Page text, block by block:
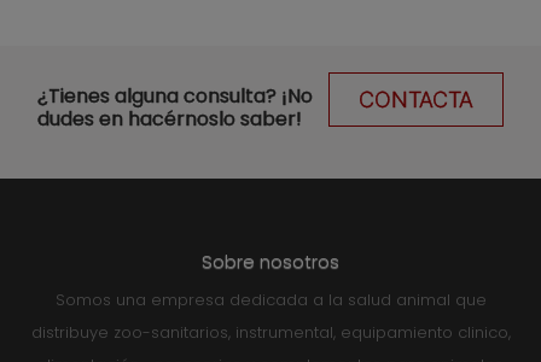
CONTACTA
¿Tienes alguna consulta? ¡No
dudes en hacérnoslo saber!
Sobre nosotros
Somos una empresa dedicada a la salud animal que
distribuye zoo-sanitarios, instrumental, equipamiento clinico,